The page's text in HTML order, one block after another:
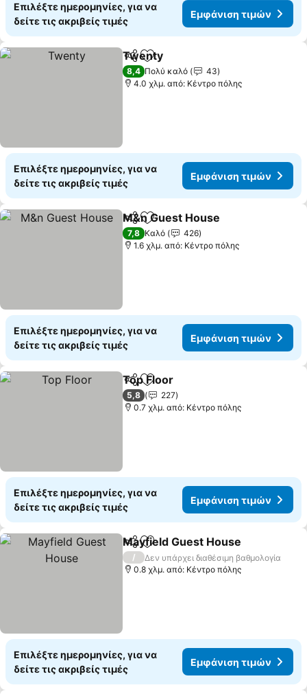
Επιλέξτε ημερομηνίες, για να
δείτε τις ακριβείς τιμές
Εμφάνιση τιμών
Κοινοποίηση
Προσθήκη στα αγαπημένα
Twenty
8,4 Πολύ καλό
43
4.0 χλμ. από: Κέντρο πόλης
Επιλέξτε ημερομηνίες, για να
δείτε τις ακριβείς τιμές
Εμφάνιση τιμών
Κοινοποίηση
Προσθήκη στα αγαπημένα
M&n Guest House
7,8 Καλό
426
1.6 χλμ. από: Κέντρο πόλης
Επιλέξτε ημερομηνίες, για να
δείτε τις ακριβείς τιμές
Εμφάνιση τιμών
Κοινοποίηση
Προσθήκη στα αγαπημένα
Top Floor
5,8
227
0.7 χλμ. από: Κέντρο πόλης
Επιλέξτε ημερομηνίες, για να
δείτε τις ακριβείς τιμές
Εμφάνιση τιμών
Κοινοποίηση
Προσθήκη στα αγαπημένα
Mayfield Guest House
/
Δεν υπάρχει διαθέσιμη βαθμολογία
0.8 χλμ. από: Κέντρο πόλης
Επιλέξτε ημερομηνίες, για να
δείτε τις ακριβείς τιμές
Εμφάνιση τιμών